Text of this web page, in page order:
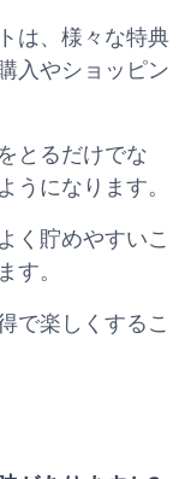
は、様々な特典
入やショッピン
とるだけでな
うになります。
く貯めやすいこ
す。
で楽しくするこ